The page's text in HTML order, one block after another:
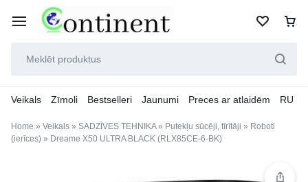
Veikals Zīmoli Bestselleri Jaunumi Preces ar atlaidēm RU
Home » Veikals » SADZĪVES TEHNIKA» Putekļu sūcēji, tīrītāji » Roboti
(ierīces) » Dreame X50 ULTRA BLACK (RLX85CE-6-BK)